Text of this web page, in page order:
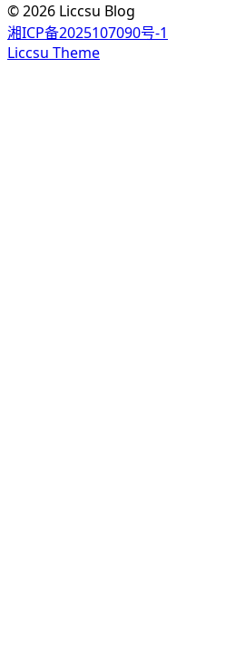
© 2026 Liccsu Blog
湘ICP备2025107090号-1
Liccsu Theme